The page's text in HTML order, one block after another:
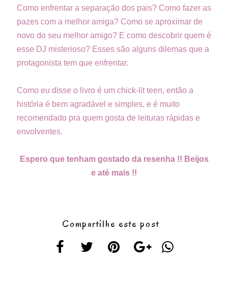
Como enfrentar a separação dos pais? Como fazer as
pazes com a melhor amiga? Como se aproximar de
novo do seu melhor amigo? E como descobrir quem é
esse DJ misterioso? Esses são alguns dilemas que a
protagonista tem que enfrentar.
Como eu disse o livro é um chick-lit teen, então a
história é bem agradável e simples, e é muito
recomendado pra quem gosta de leituras rápidas e
envolventes.
Espero que tenham gostado da resenha !! Beijos
e até mais !!
Compartilhe este post